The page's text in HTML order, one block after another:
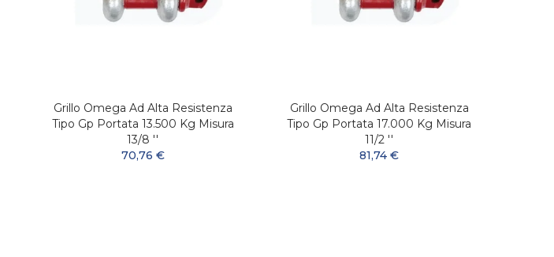
Grillo Omega Ad Alta Resistenza
Tipo Gp Portata 13.500 Kg Misura
13/8 ''
70,76 €
Grillo Omega Ad Alta Resistenza
Tipo Gp Portata 17.000 Kg Misura
11/2 ''
81,74 €